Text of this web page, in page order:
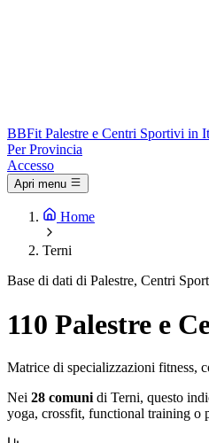
BBFit Palestre e Centri Sportivi in
Per Provincia
Accesso
Apri menu
Home
Terni
Base di dati di Palestre, Centri
110 Palestre e
Matrice di specializzazioni fitness,
Nei 28 comuni di Terni, questo
yoga, crossfit, functional training o